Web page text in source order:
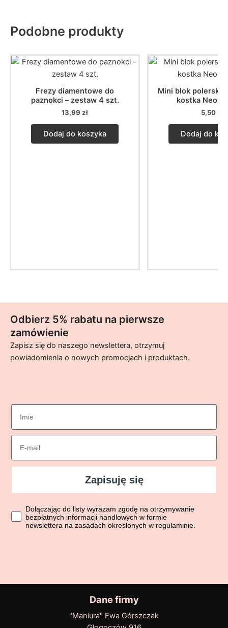
Podobne produkty
Frezy diamentowe do
paznokci – zestaw 4 szt.
13,99 zł
Dodaj do koszyka
Mini blok polerski
kostka Neon
5,50zł
Dodaj do
Odbierz 5% rabatu na pierwsze
zamówienie
Zapisz się do naszego newslettera, otrzymuj
powiadomienia o nowych promocjach i produktach.
imie
Email
Zapisuję się
Dołączając do listy wyrażasz zgodę na otrzymywanie
Dołączając do listy wyrażam zgodę na otrzymywanie
bezpłatnych informacji handlowych w formie
newslettera na zasadach określonych w regulaminie.
Dane firmy
"Maniura" Ewa Górszczak